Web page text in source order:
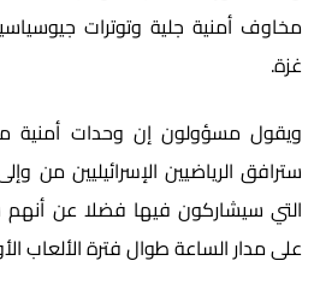
مخاوف أمنية جلية وتوترات
غزة.
ويقول مسؤولون إن وحدات أمنية
سترافق الرياضيين الإسرائيليين من
التي سيشاركون فيها فضلا عن أنهم
على مدار الساعة طوال فترة الألعاب